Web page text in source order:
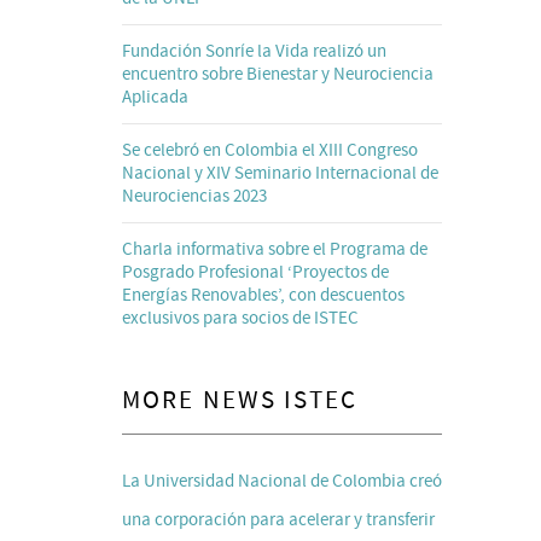
Fundación Sonríe la Vida realizó un
encuentro sobre Bienestar y Neurociencia
Aplicada
Se celebró en Colombia el XIII Congreso
Nacional y XIV Seminario Internacional de
Neurociencias 2023
Charla informativa sobre el Programa de
Posgrado Profesional ‘Proyectos de
Energías Renovables’, con descuentos
exclusivos para socios de ISTEC
MORE NEWS ISTEC
La Universidad Nacional de Colombia creó
una corporación para acelerar y transferir